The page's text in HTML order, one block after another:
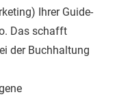
Ihrer Guide-
Das schafft
der Buchhaltung